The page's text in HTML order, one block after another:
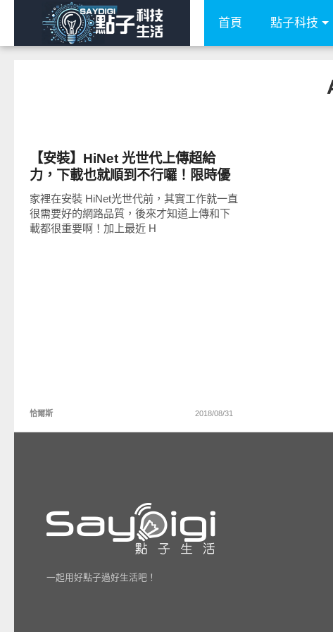
首頁 點子科技
【安裝】HiNet 光世代上傳超給
力，下載也就順到不行囉！限時優
惠方案別錯過
家裡在安裝 HiNet光世代前，其實工作就一直
很需要好的網路品質，後來才知道上傳和下
載都很重要啊！加上最近 H
恰爾斯 2018/08/31
一起用好點子過好生活吧！